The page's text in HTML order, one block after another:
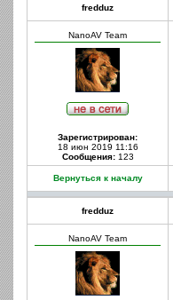
fredduz
NanoAV Team
Зарегистрирован:
18 июн 2019 11:16
Сообщения:123
Вернуться к началу
fredduz
NanoAV Team